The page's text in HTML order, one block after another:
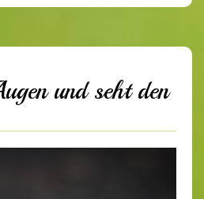
und seht den